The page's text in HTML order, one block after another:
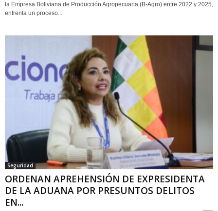
la Empresa Boliviana de Producción Agropecuaria (B-Agro) entre 2022 y 2025,
enfrenta un proceso...
Seguridad
ORDENAN APREHENSIÓN DE EXPRESIDENTA
DE LA ADUANA POR PRESUNTOS DELITOS
EN...